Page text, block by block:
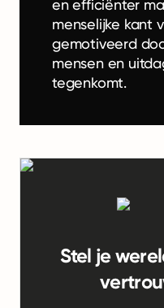
en efficiënter
menselijke kant
gemotiveerd
mensen en
tegenkomt.
Stel je